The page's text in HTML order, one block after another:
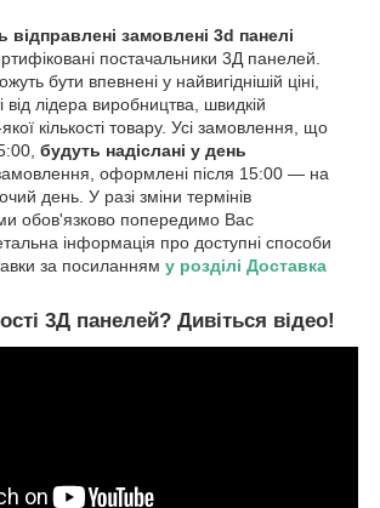
відправлені замовлені 3d панелі
постачальники 3Д панелей.
бути впевнені у найвигіднішій ціні,
від лідера виробництва, швидкій
кількості товару. Усі замовлення, що
будуть надіслані у день
оформлені після 15:00 — на
день. У разі зміни термінів
обов'язково попередимо Вас
інформація про доступні способи
за посиланням у розділі Доставка
3Д панелей? Дивіться відео!